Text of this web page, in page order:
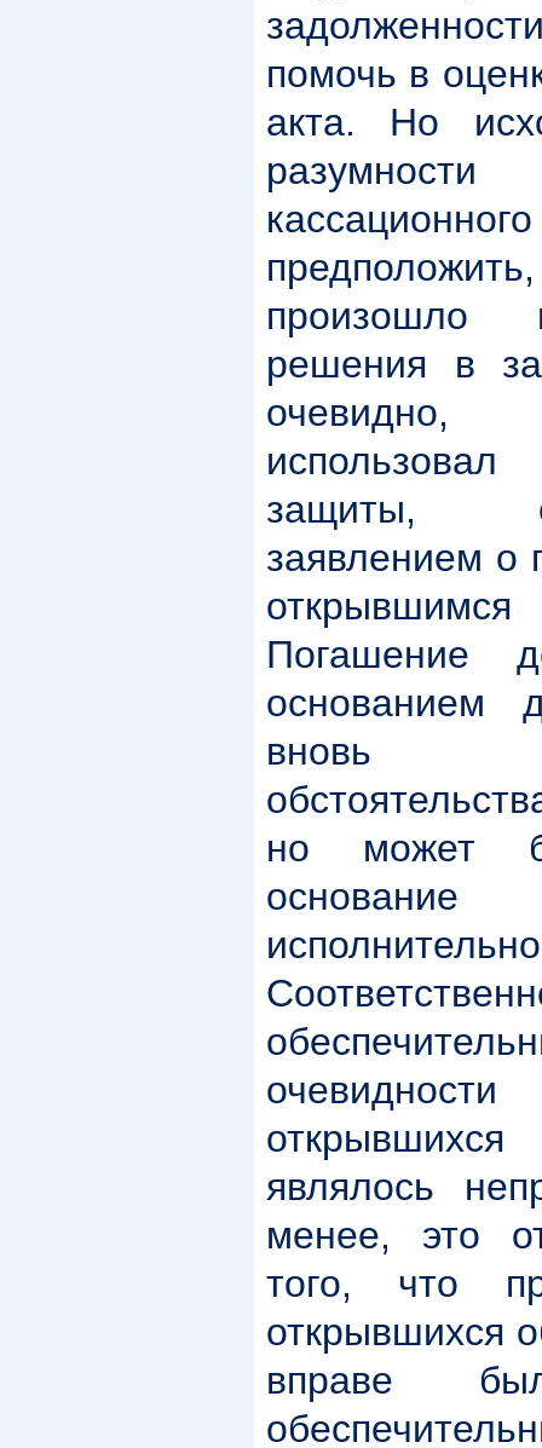
помочь в
акта. Но
произошло
решения в
очевидно,
использовал
защиты,
заявлением о
открывшимся
Погашение
основанием
вновь
но может
являлось
менее, это
того, что
открывшихся
вправе